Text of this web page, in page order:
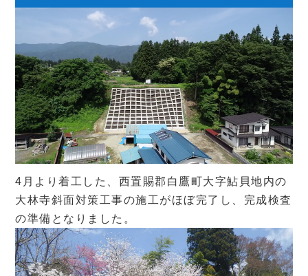
4月より着工した、西置賜郡白鷹町大字鮎貝地内の
大林寺斜面対策工事の施工がほぼ完了し、完成検査
の準備となりました。